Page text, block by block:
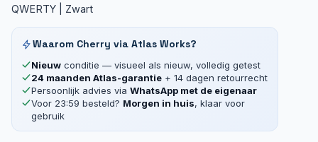
QWERTY | Zwart
Waarom Cherry via Atlas Works?
Nieuw conditie — visueel als nieuw, volledig getest
24 maanden Atlas-garantie + 14 dagen retourrecht
Persoonlijk advies via WhatsApp met de eigenaar
Voor 23:59 besteld? Morgen in huis, klaar voor
gebruik